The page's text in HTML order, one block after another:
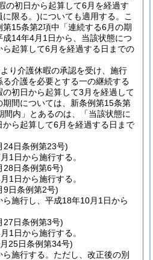
の初日から起算して6月を経過す
に限る。)についても適用する。
こ
15条第2項中「連続する6月の期
14年4月1日から、当該状態につ
起算して6月を経過する日までの
り介護休暇の承認を受け、施行
介護を必要とする一の継続する
初日から起算して3月を経過して
間については、新条例第15条第
間内」とあるのは、「当該状態に
ら起算して6月を経過する日まで
24日条例第23号)
1日から施行する。
28日条例第6号)
1日から施行する。
9日条例第2号)
施行し、平成18年10月1日から
27日条例第3号)
1日から施行する。
25日条例第34号)
施行する。 ただし、改正後の別